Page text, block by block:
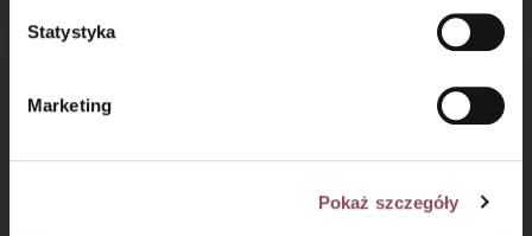
Statystyka
Marketing
Pokaż szczegóły